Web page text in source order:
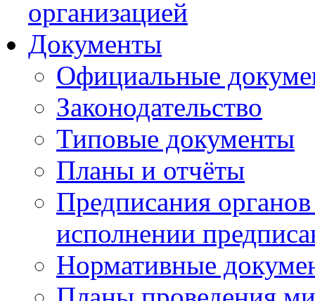
организацией
Документы
Официальные
Законодательство
Типовые документы
Планы и отчёты
Предписания
исполнении
Нормативные